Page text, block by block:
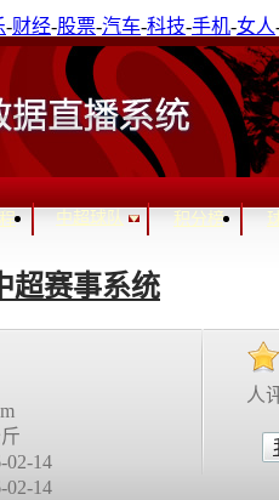
-财经-股票-汽车-科技-手机-女人
中超球队 积分榜
超赛事系统
02-14
02-14
人